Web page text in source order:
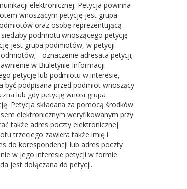
elektronicznej. Petycja powinna
wnoszącym petycję jest grupa
oraz osobę reprezentującą
podmiotu wnoszącego petycję
jest grupa podmiotów, w petycji
- oznaczenie adresata petycji;
w Biuletynie Informacji
petycję lub podmiotu w interesie,
być podpisana przed podmiot wnoszący
lub gdy petycję wnosi grupa
Petycja składana za pomocą środków
elektronicznym weryfikowanym przy
także adres poczty elektronicznej
trzeciego zawiera także imię i
do korespondencji lub adres poczty
w jego interesie petycji w formie
jest dołączana do petycji.